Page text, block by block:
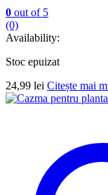
0 out of 5
(0)
Availability:
Stoc epuizat
24,99 lei Citește mai